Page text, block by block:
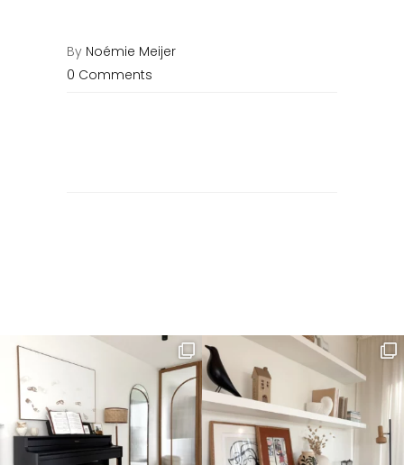
By Noémie Meijer
0 Comments